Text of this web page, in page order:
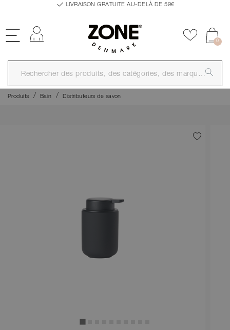
LIVRAISON GRATUITE AU-DELÀ DE 59€
Se connecter Ajouter
0
Produits Bain Distributeurs de savon